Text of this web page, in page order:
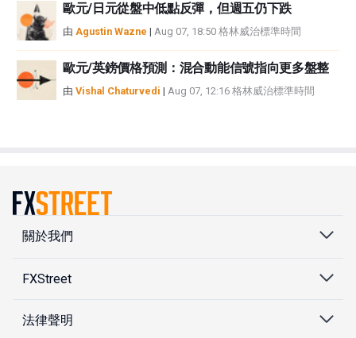
歐元/日元從盤中低點反彈，但週五仍下跌
由 Agustin Wazne | Aug 07, 18:50 格林威治標準時間
歐元/英鎊價格預測：混合動能信號指向更多盤整
由 Vishal Chaturvedi | Aug 07, 12:16 格林威治標準時間
關於我們
FXStreet
法律聲明